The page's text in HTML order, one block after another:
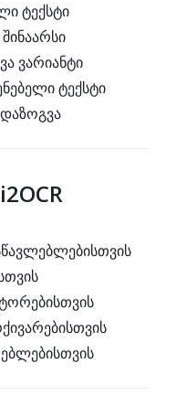
ტექსტი
ვარიანტი
ტექსტი